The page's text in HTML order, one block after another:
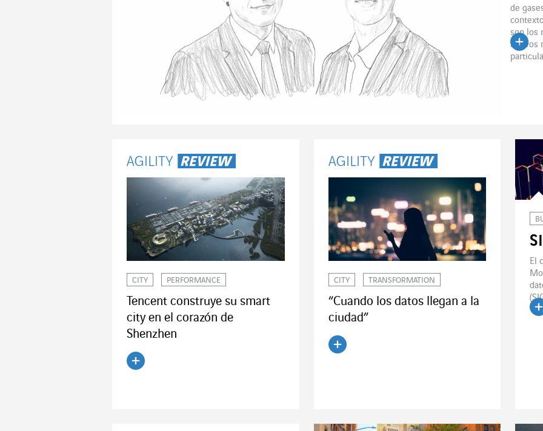
de
son los
nuevos
CITY PERFORMANCE
Tencent construye su smart
city en el corazón de
Shenzhen
CITY TRANSFORMATION
“Cuando los datos llegan a la
ciudad”
El